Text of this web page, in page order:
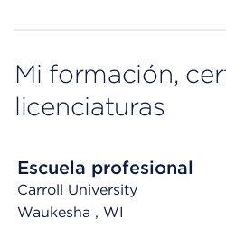
Mi formación,
licenciaturas
Escuela profesional
Carroll University
Waukesha , WI